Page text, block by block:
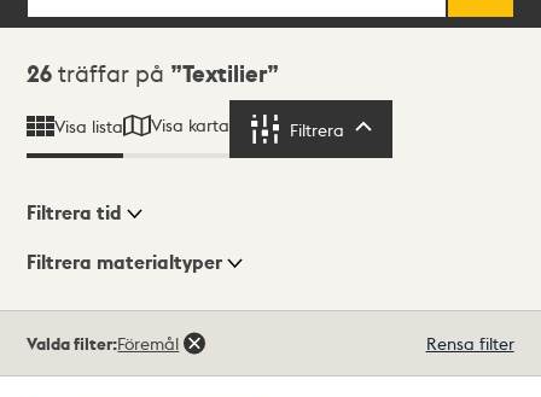
Sökresultat
26 träffar på Textilier
Visa lista Visa karta Filtrera
Visningsläge
Filtrera tid
Filtrera materialtyper
träffar
Valda filter:Föremål Rensa filter